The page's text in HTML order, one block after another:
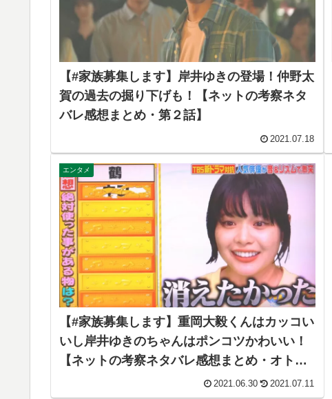
【#家族募集します】岸井ゆきの登場！仲野太
賀の過去の掘り下げも！【ネットの考察ネタ
バレ感想まとめ・第２話】
2021.07.18
エンタメ
【#家族募集します】重岡大毅くんはカッコい
いし岸井ゆきのちゃんはポンコツかわいい！
【ネットの考察ネタバレ感想まとめ・オトラ
2021.06.30 2021.07.11